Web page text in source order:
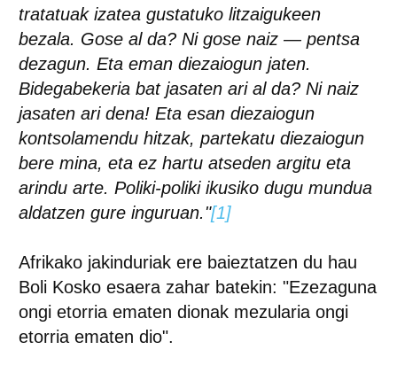
tratatuak izatea gustatuko litzaigukeen
bezala. Gose al da? Ni gose naiz — pentsa
dezagun. Eta eman diezaiogun jaten.
Bidegabekeria bat jasaten ari al da? Ni naiz
jasaten ari dena! Eta esan diezaiogun
kontsolamendu hitzak, partekatu diezaiogun
bere mina, eta ez hartu atseden argitu eta
arindu arte. Poliki-poliki ikusiko dugu mundua
aldatzen gure inguruan."[1]
Afrikako jakinduriak ere baieztatzen du hau
Boli Kosko esaera zahar batekin: "Ezezaguna
ongi etorria ematen dionak mezularia ongi
etorria ematen dio".